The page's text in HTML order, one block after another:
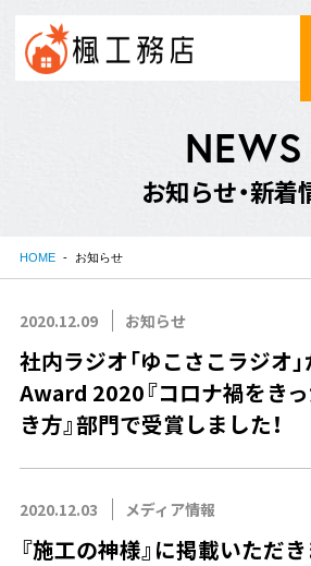
NEWS
お知らせ・新着
HOME お知らせ
2020.12.09 お知らせ
社内ラジオ「ゆこさこラジオ
Award 2020『コロナ禍をき
き方』部門で受賞しました！
2020.12.03 メディア情報
『施工の神様』に掲載いただ